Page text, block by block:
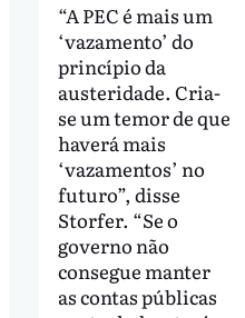
“A PEC é mais um
‘vazamento’ do
princípio da
austeridade. Cria-
se um temor de que
haverá mais
‘vazamentos’ no
futuro”, disse
Storfer. “Se o
governo não
consegue manter
as contas públicas